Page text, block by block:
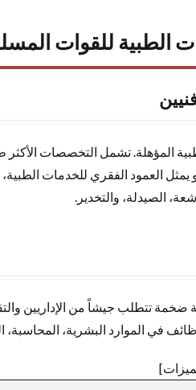
للقوات
المؤهلة. تشمل التخصصات الأكثر
يمثل العمود الفقري للخدمات
الصيدلة، والتخدير.
تتطلب جيشاً من الإداريين
في الموارد البشرية،